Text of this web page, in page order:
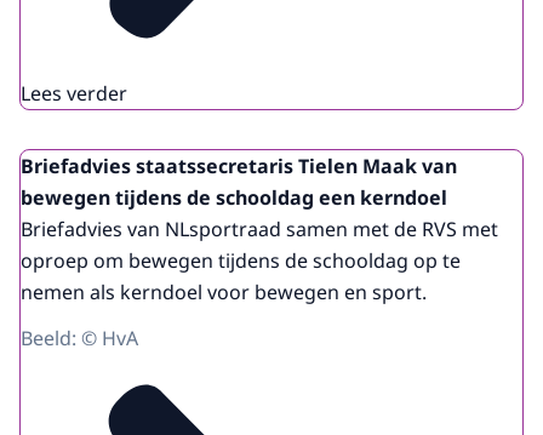
Lees verder
Briefadvies staatssecretaris Tielen Maak van
bewegen tijdens de schooldag een kerndoel
Briefadvies van NLsportraad samen met de RVS met
oproep om bewegen tijdens de schooldag op te
nemen als kerndoel voor bewegen en sport.
Beeld: © HvA